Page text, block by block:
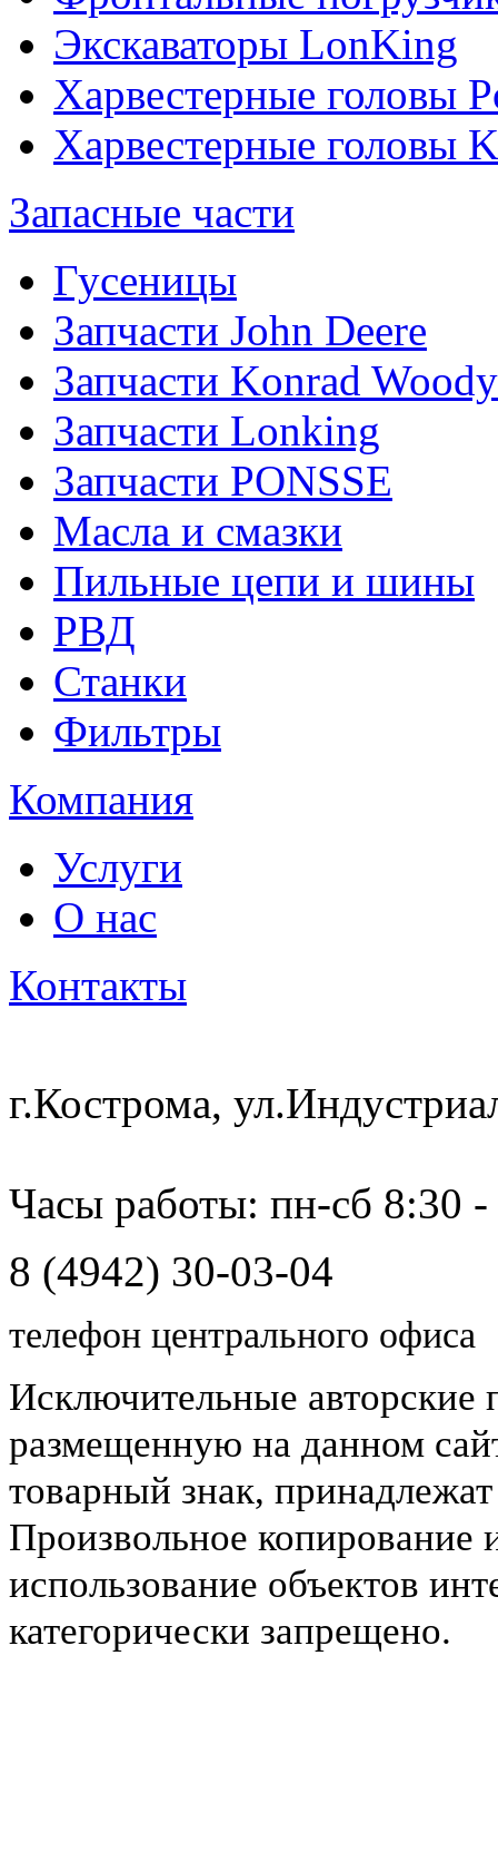
Экскаваторы LonKing
Харвестерные головы
Харвестерные головы
Запасные части
Гусеницы
Запчасти John Deere
Запчасти Konrad Woody
Запчасти Lonking
Запчасти PONSSE
Масла и смазки
Пильные цепи и шины
РВД
Станки
Фильтры
Компания
Услуги
О нас
Контакты
г.Кострома,
Часы работы: пн-сб 8:30
8 (4942) 30-03-04
телефон центрального офиса
Исключительные
размещенную на данном
товарный знак,
Произвольное копирование
использование объектов
категорически запрещено.